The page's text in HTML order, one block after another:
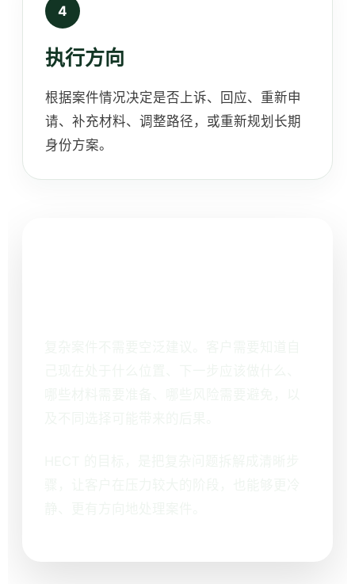
执行方向
根据案件情况决定是否上诉、回应、重新申
请、补充材料、调整路径，或重新规划长期
身份方案。